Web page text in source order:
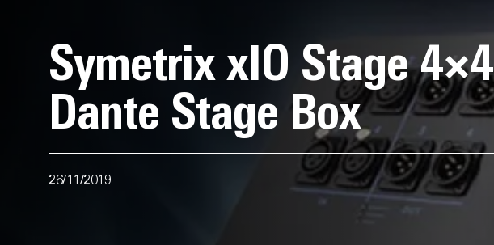
Symetrix xIO Stage 4×4
Dante Stage Box
26/11/2019